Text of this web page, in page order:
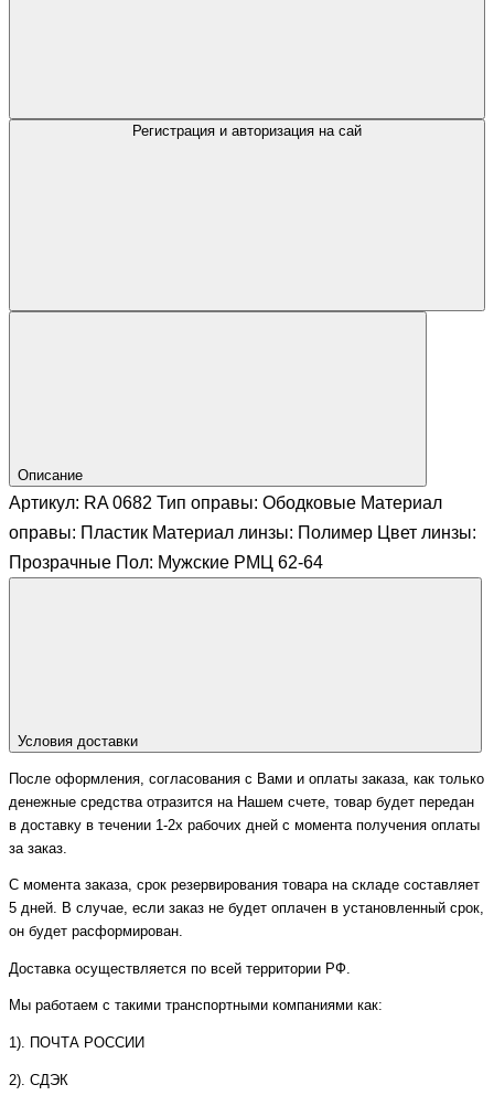
Регистрация и авторизация на сай
Описание
Артикул: RA 0682 Тип оправы: Ободковые Материал
оправы: Пластик Материал линзы: Полимер Цвет линзы:
Прозрачные Пол: Мужские РМЦ 62-64
Условия доставки
После оформления, согласования с Вами и оплаты заказа, как только
денежные средства отразится на Нашем счете, товар будет передан
в доставку в течении 1-2х рабочих дней с момента получения оплаты
за заказ.
С момента заказа, срок резервирования товара на складе составляет
5 дней. В случае, если заказ не будет оплачен в установленный срок,
он будет расформирован.
Доставка осуществляется по всей территории РФ.
Мы работаем с такими транспортными компаниями как:
1). ПОЧТА РОССИИ
2). СДЭК